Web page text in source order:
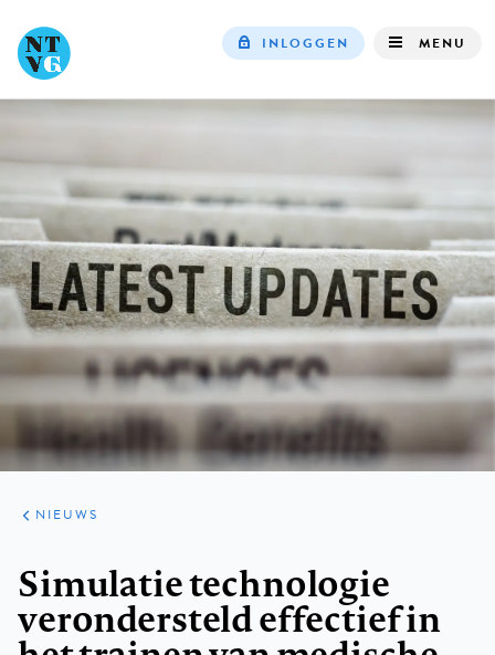
navigation
INLOGGEN MENU
ARTIKELEN
HET
KORT
NIEUWS
Simulatie technologie
verondersteld effectief in